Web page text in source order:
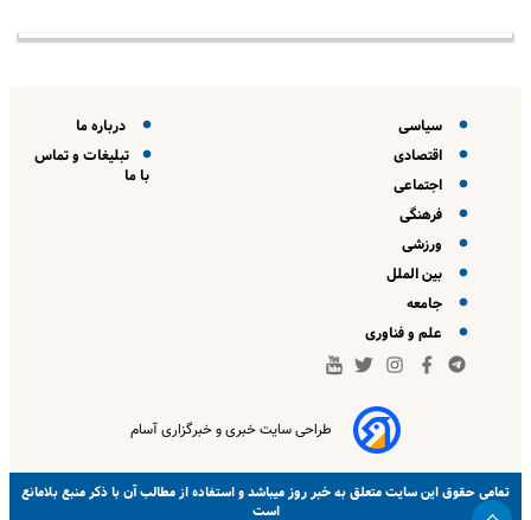
سیاسی
اقتصادی
اجتماعی
فرهنگی
ورزشی
بین الملل
جامعه
علم و فناوری
درباره ما
تبلیغات و تماس
با ما
طراحی سایت خبری و خبرگزاری آسام
تمامی حقوق این سایت متعلق بهخبر روزمیباشد و استفاده از مطالب آن با ذکر منبع بلامانع
است